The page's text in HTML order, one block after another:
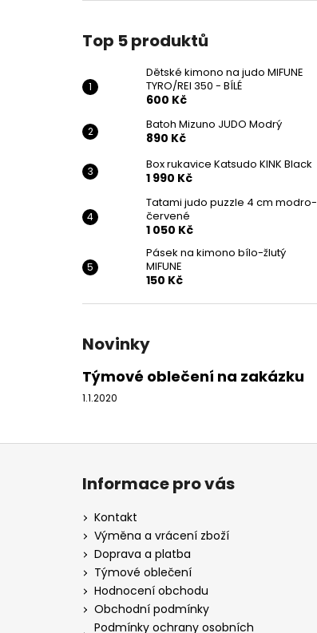
Top 5 produktů
Dětské kimono na judo MIFUNE
TYRO/REI 350 - BÍLÉ
600 Kč
Batoh Mizuno JUDO Modrý
890 Kč
Box rukavice Katsudo KINK Black
1 990 Kč
Tatami judo puzzle 4 cm modro-
červené
1 050 Kč
Pásek na kimono bílo-žlutý
MIFUNE
150 Kč
Novinky
Týmové oblečení na zakázku
1.1.2020
Z
Informace pro vás
Kontakt
Výměna a vrácení zboží
Doprava a platba
Týmové oblečení
Hodnocení obchodu
Obchodní podmínky
Podmínky ochrany osobních